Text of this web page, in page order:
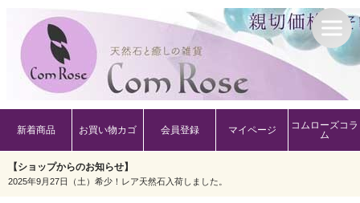
新着商品 お買い物カゴ 会員登録 マイページ
コムローズコラ
ム
【ショップからのお知らせ】
2025年9月27日（土）希少！レア天然石入荷しました。